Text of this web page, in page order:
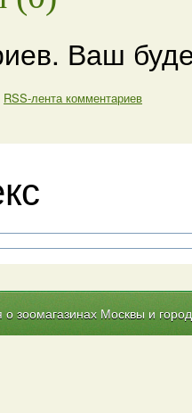
Ваш
RSS-лента комментариев
зоомагазинах Москвы и